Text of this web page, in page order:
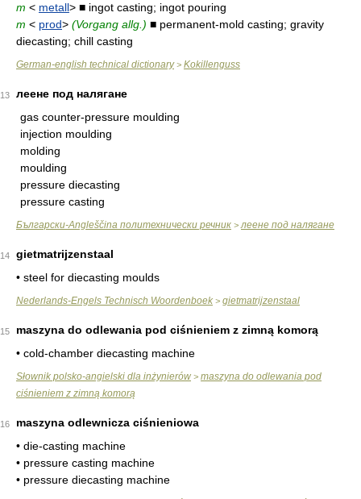
m < metall> ■ ingot casting; ingot pouring
m < prod> (Vorgang allg.) ■ permanent-mold casting; gravity
diecasting; chill casting
German-english technical dictionary> Kokillenguss
13
леене под налягане
gas counter-pressure moulding
injection moulding
molding
moulding
pressure diecasting
pressure casting
Български-Angleščina политехнически речник > леене под налягане
14
gietmatrijzenstaal
• steel for diecasting moulds
Nederlands-Engels Technisch Woordenboek > gietmatrijzenstaal
15
maszyna do odlewania pod ciśnieniem z zimną komorą
• cold-chamber diecasting machine
Słownik polsko-angielski dla inżynierów > maszyna do odlewania pod
ciśnieniem z zimną komorą
16
maszyna odlewnicza ciśnieniowa
• die-casting machine
• pressure casting machine
• pressure diecasting machine